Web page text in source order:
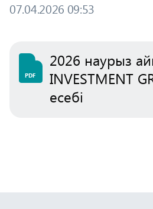
07.04.2026 09:53
PDF
2026 наурыз
INVESTMENT
есебі